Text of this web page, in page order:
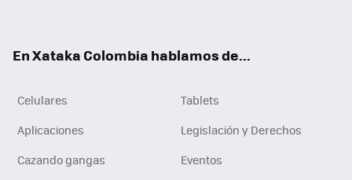
En Xataka Colombia hablamos de...
Celulares
Tablets
Aplicaciones
Legislación y Derechos
Cazando gangas
Eventos